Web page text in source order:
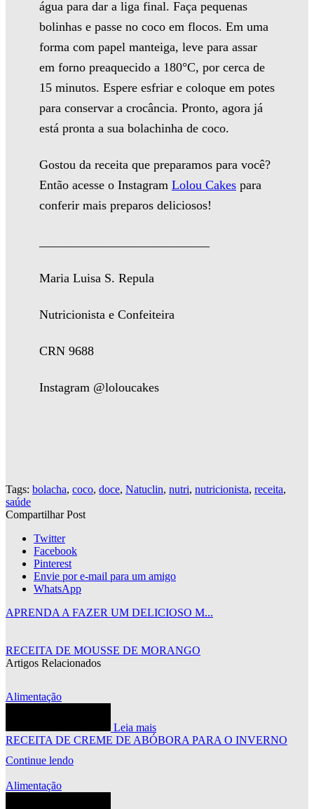
água para dar a liga final. Faça pequenas
bolinhas e passe no coco em flocos. Em uma
forma com papel manteiga, leve para assar
em forno preaquecido a 180°C, por cerca de
15 minutos. Espere esfriar e coloque em potes
para conservar a crocância. Pronto, agora já
está pronta a sua bolachinha de coco.
Gostou da receita que preparamos para você?
Então acesse o Instagram Lolou Cakes para
conferir mais preparos deliciosos!
Maria Luisa S. Repula
Nutricionista e Confeiteira
CRN 9688
Instagram @loloucakes
Tags: bolacha, coco, doce, Natuclin, nutri, nutricionista, receita,
saúde
Compartilhar Post
Twitter
Facebook
Pinterest
Envie por e-mail para um amigo
WhatsApp
APRENDA A FAZER UM DELICIOSO M...
RECEITA DE MOUSSE DE MORANGO
Artigos Relacionados
Alimentação
Leia mais
RECEITA DE CREME DE ABÓBORA PARA O INVERNO
Continue lendo
Alimentação